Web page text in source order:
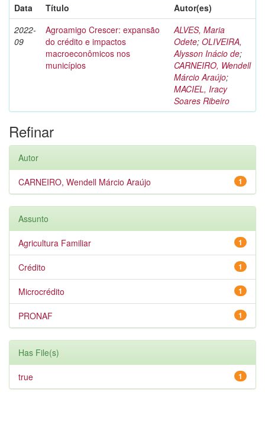
Data
Título
Autor(es)
2022-
09
Agroamigo Crescer: expansão
do crédito e impactos
macroeconômicos nos
municípios
ALVES, Maria
Odete; OLIVEIRA,
Alysson Inácio de;
CARNEIRO, Wendell
Márcio Araújo;
MACIEL, Iracy
Soares Ribeiro
Refinar
Autor
1
CARNEIRO, Wendell Márcio Araújo
Assunto
1
Agricultura Familiar
1
Crédito
1
Microcrédito
1
PRONAF
Has File(s)
1
true